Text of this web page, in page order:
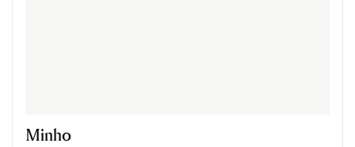
Minho